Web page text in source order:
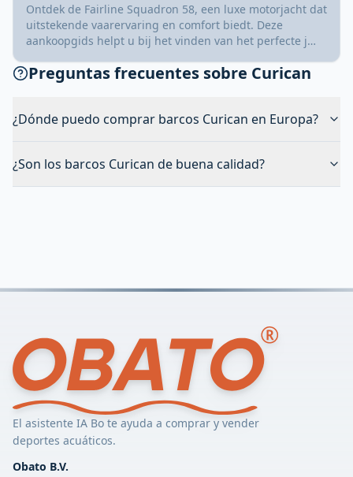
Ontdek de Fairline Squadron 58, een luxe motorjacht dat
uitstekende vaarervaring en comfort biedt. Deze
aankoopgids helpt u bij het vinden van het perfecte j…
Preguntas frecuentes sobre Curican
¿Dónde puedo comprar barcos Curican en Europa?
¿Son los barcos Curican de buena calidad?
El asistente IA Bo te ayuda a comprar y vender
deportes acuáticos.
Obato B.V.